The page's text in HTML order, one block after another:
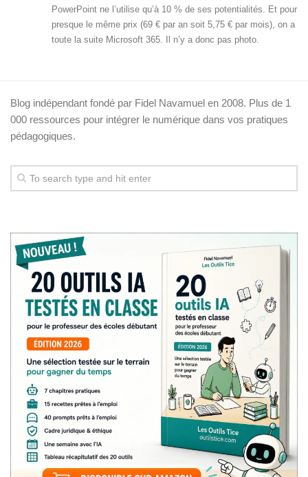
PowerPoint ne l’utilise qu’à 10 % de ses potentialités. Et pour
presque le même prix (69 € par an soit 5,75 € par mois), on a
toute la suite Microsoft 365. Il n’y a donc pas photo.
Blog indépendant fondé par Fidel Navamuel en 2008. Plus de 1
000 ressources pour intégrer le numérique dans vos pratiques
pédagogiques.